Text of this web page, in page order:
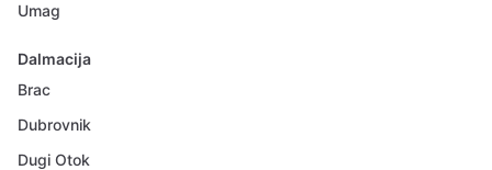
Umag
Dalmacija
Brac
Dubrovnik
Dugi Otok